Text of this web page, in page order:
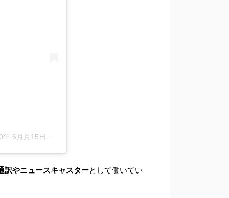
月月15日午前6時21分PDT
訳やニュースキャスターとして働いてい